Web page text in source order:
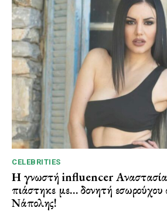
CELEBRITIES
Η γνωστή influencer
πιάστηκε με… δονητή εσωρούχου
Νάπολης!